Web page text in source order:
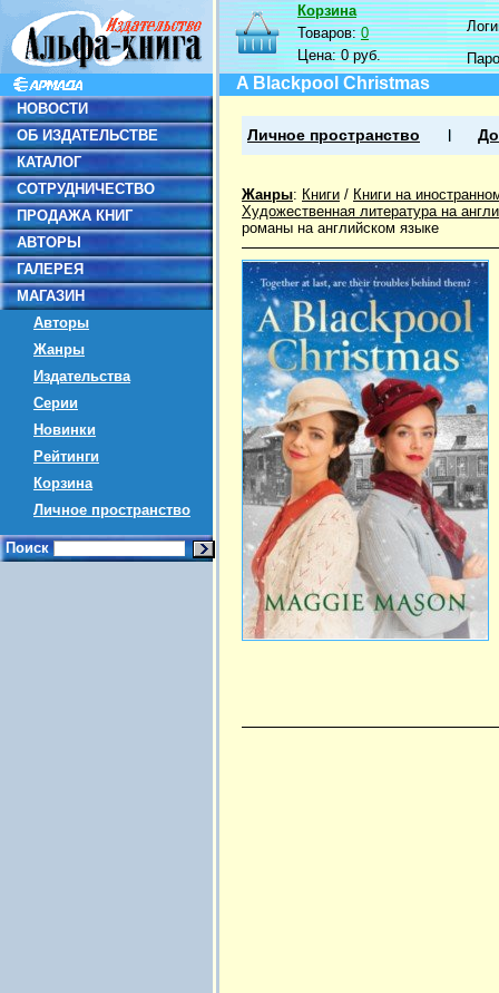
НОВОСТИ
ОБ ИЗДАТЕЛЬСТВЕ
КАТАЛОГ
СОТРУДНИЧЕСТВО
ПРОДАЖА КНИГ
АВТОРЫ
ГАЛЕРЕЯ
МАГАЗИН
Авторы
Жанры
Издательства
Серии
Новинки
Рейтинги
Корзина
Личное пространство
Поиск
Корзина
Товаров:0
Цена:0 руб.
A Blackpool Christmas
Личное пространство
Жанры: Книги / Книги на
Художественная литература на
романы на английском языке